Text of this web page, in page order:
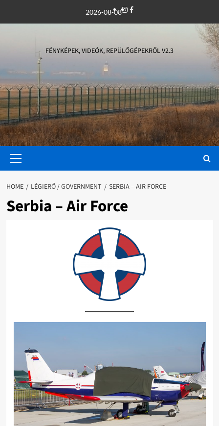
2026-08-08Instagram
Facebook
FÉNYKÉPEK, VIDEÓK, REPÜLŐGÉPEKRŐL V2.3
Menu
HOME LÉGIERŐ / GOVERNMENT SERBIA – AIR FORCE
Serbia – Air Force